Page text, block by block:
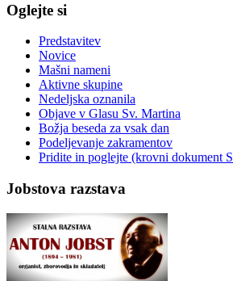
Oglejte si
Predstavitev
Novice
Mašni nameni
Aktivne skupine
Nedeljska oznanila
Objave v Glasu Sv. Martina
Božja beseda za vsak dan
Podeljevanje zakramentov
Pridite in poglejte (krovni dokument
Jobstova razstava